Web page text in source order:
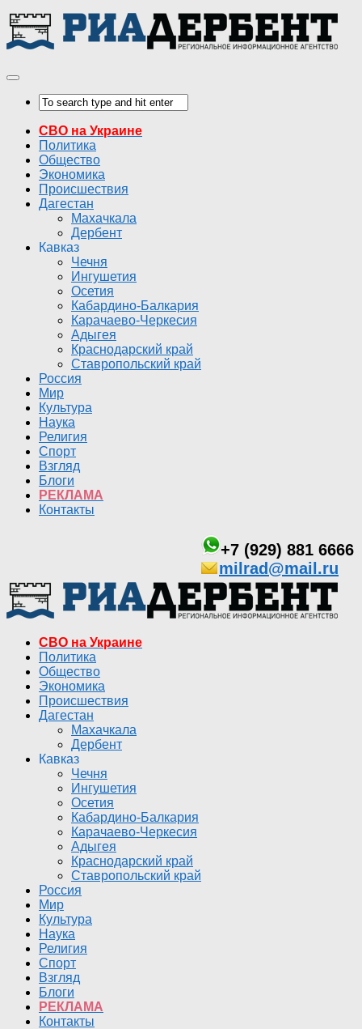
СВО на Украине
Политика
Общество
Экономика
Происшествия
Дагестан
Махачкала
Дербент
Кавказ
Чечня
Ингушетия
Осетия
Кабардино-Балкария
Карачаево-Черкесия
Адыгея
Краснодарский край
Ставропольский край
Россия
Мир
Культура
Наука
Религия
Спорт
Взгляд
Блоги
РЕКЛАМА
Контакты
+7 (929) 881 6666
milrad@mail.ru
СВО на Украине
Политика
Общество
Экономика
Происшествия
Дагестан
Махачкала
Дербент
Кавказ
Чечня
Ингушетия
Осетия
Кабардино-Балкария
Карачаево-Черкесия
Адыгея
Краснодарский край
Ставропольский край
Россия
Мир
Культура
Наука
Религия
Спорт
Взгляд
Блоги
РЕКЛАМА
Контакты